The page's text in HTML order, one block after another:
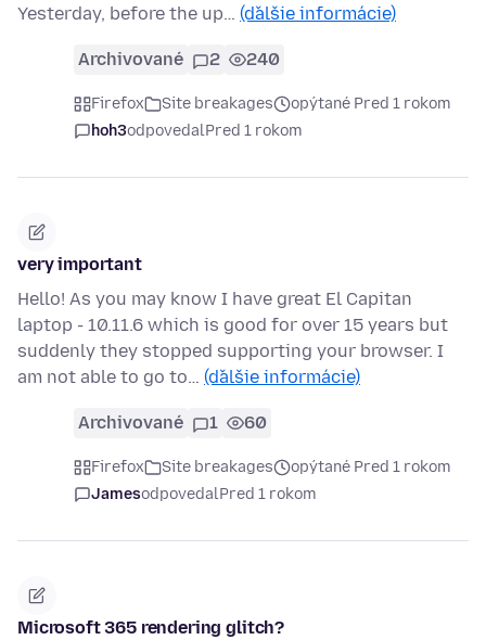
Yesterday, before the up… (ďalšie informácie)
Archivované 2 240
Firefox Site breakages
opýtané Pred 1 rokom
hoh3odpovedalPred 1 rokom
very important
Hello! As you may know I have great El Capitan
laptop - 10.11.6 which is good for over 15 years but
suddenly they stopped supporting your browser. I
am not able to go to… (ďalšie informácie)
Archivované 1 60
Firefox Site breakages
opýtané Pred 1 rokom
JamesodpovedalPred 1 rokom
Microsoft 365 rendering glitch?